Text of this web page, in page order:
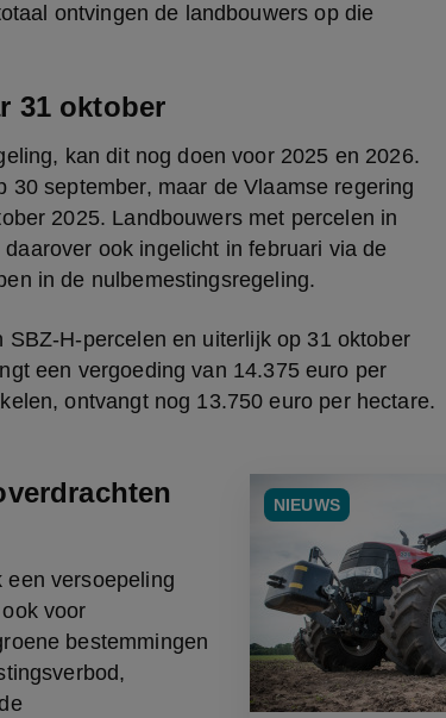
ontvingen de landbouwers op die
31 oktober
kan dit nog doen voor 2025 en 2026.
september, maar de Vlaamse regering
2025. Landbouwers met percelen in
ook ingelicht in februari via de
in de nulbemestingsregeling.
H-percelen en uiterlijk op 31 oktober
een vergoeding van 14.375 euro per
ontvangt nog 13.750 euro per hectare.
NIEUWS
een versoepeling
voor
bestemmingen